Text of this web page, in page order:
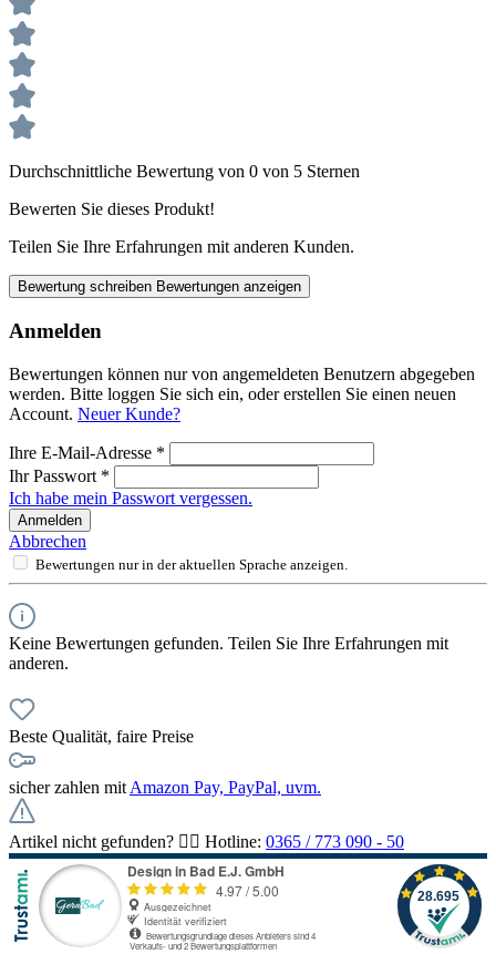
Durchschnittliche Bewertung von 0 von 5 Sternen
Bewerten Sie dieses Produkt!
Teilen Sie Ihre Erfahrungen mit anderen Kunden.
Bewertung schreiben Bewertungen anzeigen
Anmelden
Bewertungen können nur von angemeldeten Benutzern abgegeben
werden. Bitte loggen Sie sich ein, oder erstellen Sie einen neuen
Account. Neuer Kunde?
Ihre E-Mail-Adresse *
Ihr Passwort *
Ich habe mein Passwort vergessen.
Anmelden
Abbrechen
Bewertungen nur in der aktuellen Sprache anzeigen.
Keine Bewertungen gefunden. Teilen Sie Ihre Erfahrungen mit
anderen.
Beste Qualität, faire Preise
sicher zahlen mit Amazon Pay, PayPal, uvm.
Artikel nicht gefunden? 👉🏻 Hotline: 0365 / 773 090 - 50